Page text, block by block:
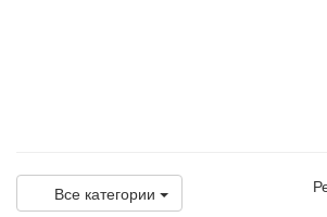
Все категории